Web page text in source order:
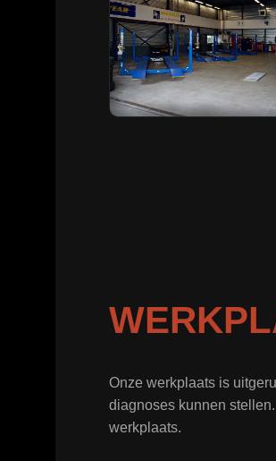
Onze werkplaats is
diagnoses kunnen
werkplaats.